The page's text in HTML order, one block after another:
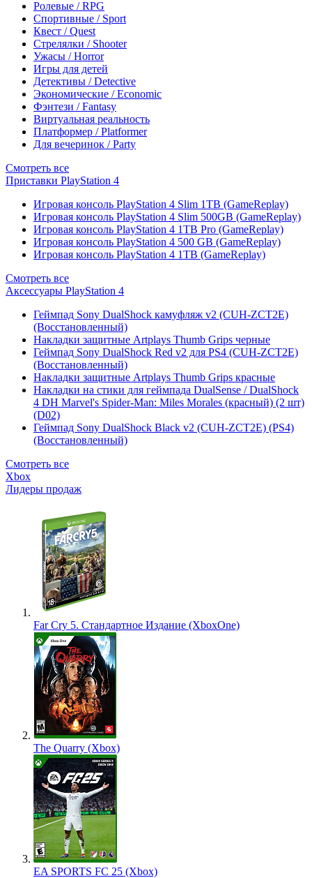
Ролевые / RPG
Спортивные / Sport
Квест / Quest
Стрелялки / Shooter
Ужасы / Horror
Игры для детей
Детективы / Detective
Экономические / Economic
Фэнтези / Fantasy
Виртуальная реальность
Платформер / Platformer
Для вечеринок / Party
Смотреть все
Приставки PlayStation 4
Игровая консоль PlayStation 4 Slim 1TB (GameReplay)
Игровая консоль PlayStation 4 Slim 500GB (GameReplay)
Игровая консоль PlayStation 4 1TB Pro (GameReplay)
Игровая консоль PlayStation 4 500 GB (GameReplay)
Игровая консоль PlayStation 4 1TB (GameReplay)
Смотреть все
Аксессуары PlayStation 4
Геймпад Sony DualShock камуфляж v2 (CUH-ZCT2E)
(Восстановленный)
Накладки защитные Artplays Thumb Grips черные
Геймпад Sony DualShock Red v2 для PS4 (CUH-ZCT2E)
(Восстановленный)
Накладки защитные Artplays Thumb Grips красные
Накладки на стики для геймпада DualSense / DualShock
4 DH Marvel's Spider-Man: Miles Morales (красный) (2 шт)
(D02)
Геймпад Sony DualShock Black v2 (CUH-ZCT2E) (PS4)
(Восстановленный)
Смотреть все
Xbox
Лидеры продаж
Far Cry 5. Стандартное Издание (XboxOne)
The Quarry (Xbox)
EA SPORTS FC 25 (Xbox)